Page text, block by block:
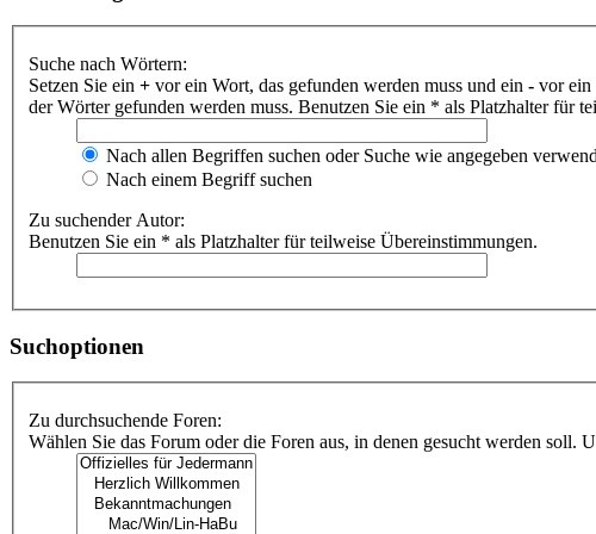
Suche nach Wörtern:
Setzen Sie ein + vor ein Wort, das gefunden werden muss und ein - vor ein
der Wörter gefunden werden muss. Benutzen Sie ein * als Platzhalter für
Nach allen Begriffen suchen oder Suche wie angegeben
Nach einem Begriff suchen
Zu suchender Autor:
Benutzen Sie ein * als Platzhalter für teilweise Übereinstimmungen.
Suchoptionen
Zu durchsuchende Foren:
Wählen Sie das Forum oder die Foren aus, in denen gesucht werden